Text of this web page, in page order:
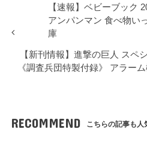
【速報】ベビーブック
アンパンマン 食べ物い
庫
【新刊情報】進撃の巨人 スペ
《調査兵団特製付録》 アラー
RECOMMEND こちらの記事も人